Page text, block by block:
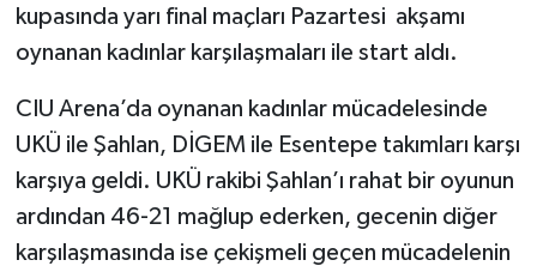
kupasında yarı final maçları Pazartesi akşamı
oynanan kadınlar karşılaşmaları ile start aldı.
CIU Arena’da oynanan kadınlar mücadelesinde
UKÜ ile Şahlan, DİGEM ile Esentepe takımları karşı
karşıya geldi. UKÜ rakibi Şahlan’ı rahat bir oyunun
ardından 46-21 mağlup ederken, gecenin diğer
karşılaşmasında ise çekişmeli geçen mücadelenin